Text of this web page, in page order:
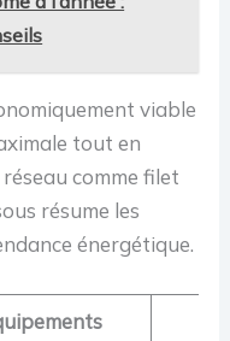
viable
tout en
comme filet
résume les
énergétique.